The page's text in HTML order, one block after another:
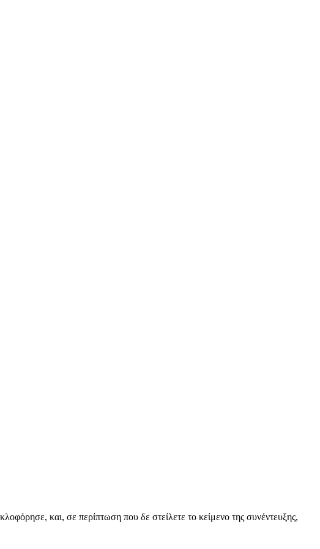
και, σε περίπτωση που δε στείλετε το κείμενο της συνέντευξης,